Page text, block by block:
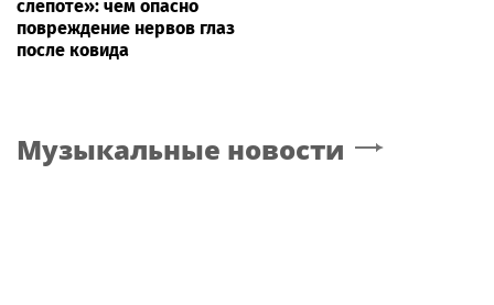
слепоте»: чем опасно
повреждение нервов глаз
после ковида
Музыкальные новости